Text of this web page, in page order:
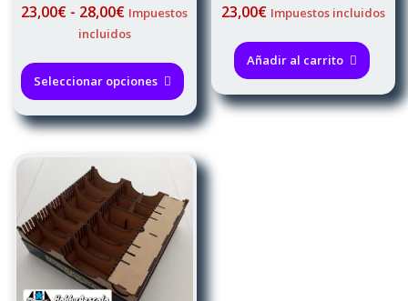
5.00
de 5
23,00€ - 28,00€Rango
de
23,00€
hasta
28,00€
Impuestos
incluidos
Seleccionar opciones
producto
tiene
múltiples
Las
se
5.00
23,00€ Impuestos incluidos
Añadir al carrito